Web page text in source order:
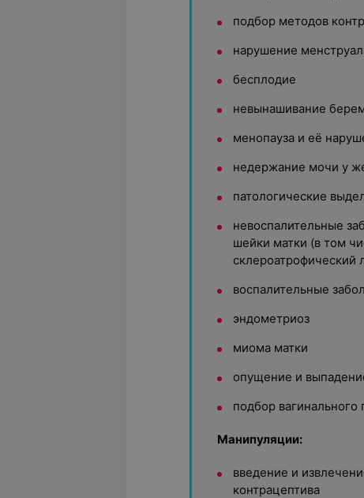
подбор методов
нарушение
бесплодие
невынашивание
менопауза и её
недержание мочи у
патологические
невоспалительные
шейки матки (в том
склероатрофический
воспалительные
эндометриоз
миома матки
опущение и
подбор вагинального
Манипуляции:
введение и
контрацептива